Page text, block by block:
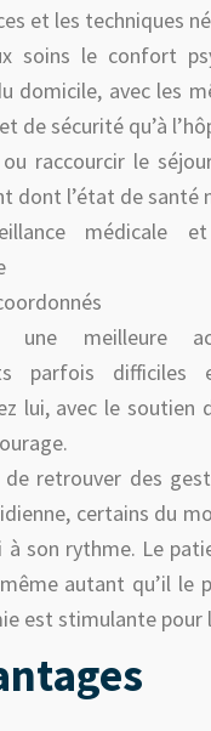
et les techniques
soins le confort
domicile, avec les
de sécurité qu’à
ou raccourcir le
dont l’état de santé
médicale
une meilleure
parfois
lui, avec le soutien
retrouver des
certains du
à son rythme. Le
autant qu’il le
est stimulante pour